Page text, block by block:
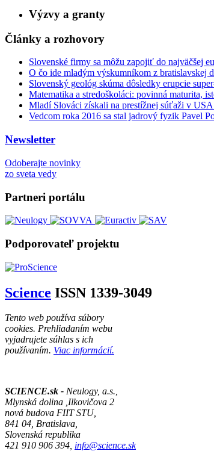
Výzvy a granty
Články a rozhovory
Slovenské firmy sa môžu zapojiť do najväčšej
O čo ide mladým výskumníkom z bratislavskej
Slovenský geológ skúma dôsledky erupcie
Matematika a stredoškoláci: povinná maturita,
Mladí Slováci získali na prestížnej súťaži v USA
Vedcom roka 2016 sa stal jadrový fyzik Pavel
Newsletter
Odoberajte novinky
zo sveta vedy
Partneri portálu
Podporovateľ projektu
Science ISSN 1339-3049
Tento web používa súbory
cookies. Prehliadaním webu
vyjadrujete súhlas s ich
používaním. Viac informácií.
SCIENCE.sk - Neulogy, a.s.,
Mlynská dolina ,Ilkovičova 2
nová budova FIIT STU,
841 04, Bratislava,
Slovenská republika
421 910 906 394, info@science.sk